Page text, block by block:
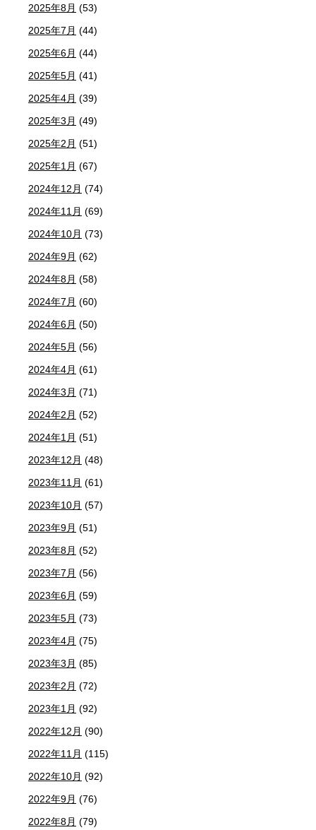
2025年8月 (53)
2025年7月 (44)
2025年6月 (44)
2025年5月 (41)
2025年4月 (39)
2025年3月 (49)
2025年2月 (51)
2025年1月 (67)
2024年12月 (74)
2024年11月 (69)
2024年10月 (73)
2024年9月 (62)
2024年8月 (58)
2024年7月 (60)
2024年6月 (50)
2024年5月 (56)
2024年4月 (61)
2024年3月 (71)
2024年2月 (52)
2024年1月 (51)
2023年12月 (48)
2023年11月 (61)
2023年10月 (57)
2023年9月 (51)
2023年8月 (52)
2023年7月 (56)
2023年6月 (59)
2023年5月 (73)
2023年4月 (75)
2023年3月 (85)
2023年2月 (72)
2023年1月 (92)
2022年12月 (90)
2022年11月 (115)
2022年10月 (92)
2022年9月 (76)
2022年8月 (79)